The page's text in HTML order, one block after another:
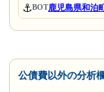
⚓BOT鹿児島県和泊
公債費以外の分析